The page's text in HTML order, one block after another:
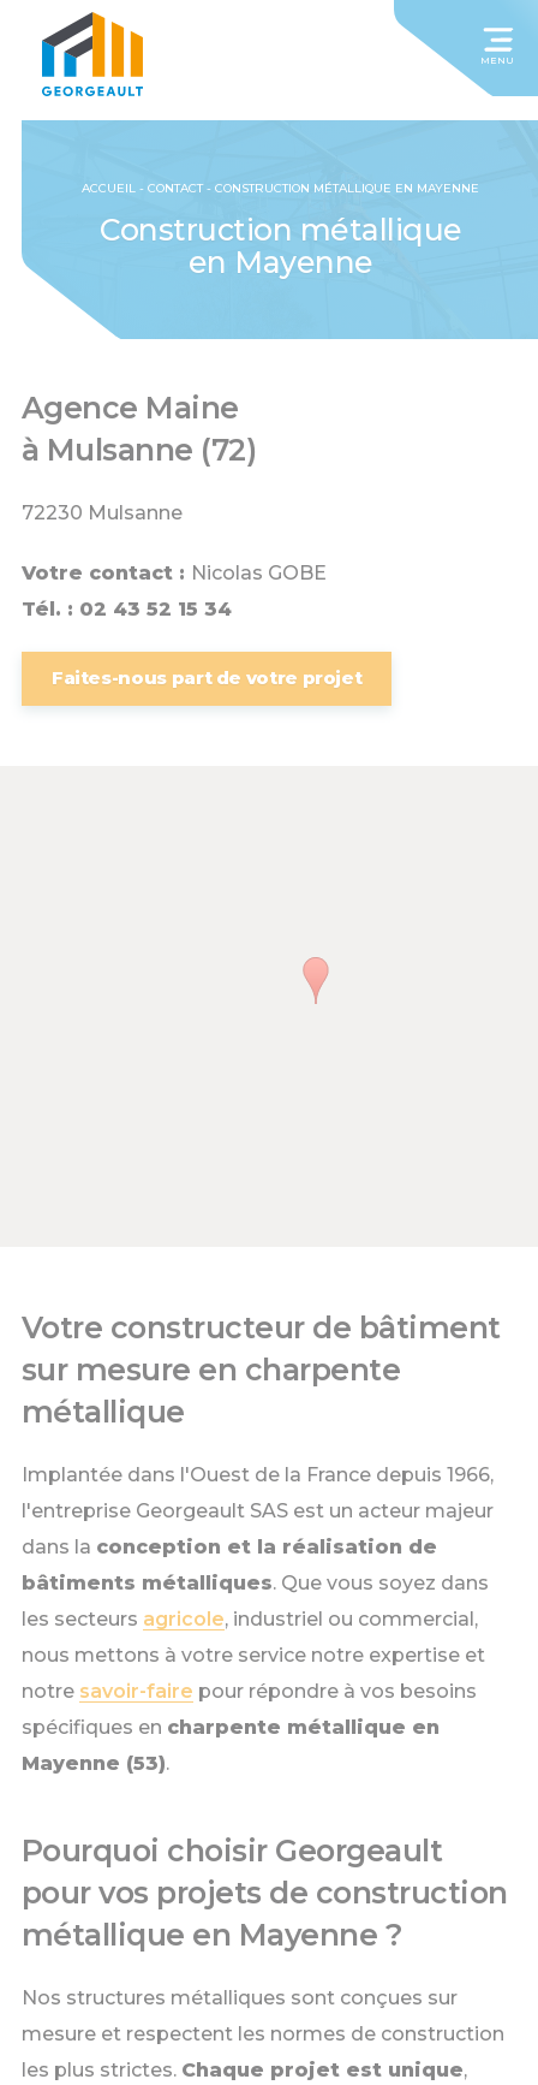
MENU
ACCUEIL -CONTACT-CONSTRUCTION MÉTALLIQUE EN MAYENNE
Construction métallique
en Mayenne
Agence Maine
à Mulsanne (72)
72230 Mulsanne
Votre contact : Nicolas GOBE
Tél. : 02 43 52 15 34
Faites-nous part de votre projet
Votre constructeur de bâtiment
sur mesure en charpente
métallique
Implantée dans l'Ouest de la France depuis 1966,
l'entreprise Georgeault SAS est un acteur majeur
dans la conception et la réalisation de
bâtiments métalliques. Que vous soyez dans
les secteurs agricole, industriel ou commercial,
nous mettons à votre service notre expertise et
notre savoir-faire pour répondre à vos besoins
spécifiques en charpente métallique en
Mayenne (53).
Pourquoi choisir Georgeault
pour vos projets de construction
métallique en Mayenne ?
Nos structures métalliques sont conçues sur
mesure et respectent les normes de construction
les plus strictes. Chaque projet est unique,